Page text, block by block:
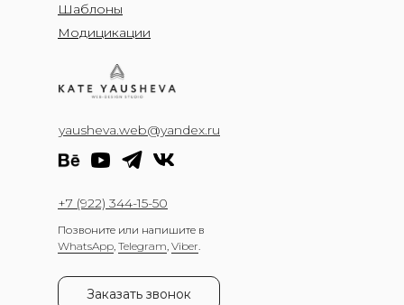
Шаблоны
Модицикации
yausheva.web@yandex.ru
+7 (922) 344-15-50
Позвоните или напишите в
WhatsApp, Telegram, Viber.
Заказать звонок